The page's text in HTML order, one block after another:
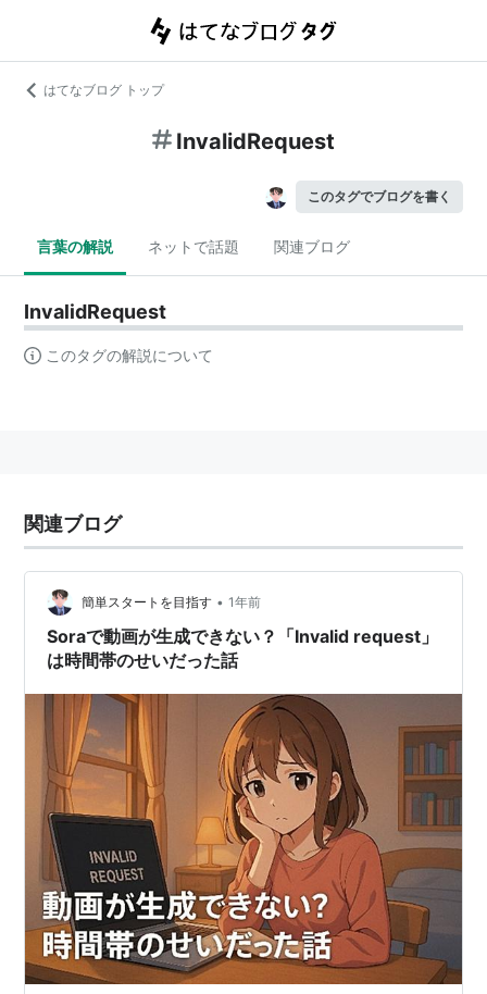
はてなブログ トップ
InvalidRequest
このタグでブログを書く
言葉の解説 ネットで話題 関連ブログ
InvalidRequest
このタグの解説について
関連ブログ
簡単スタートを目指す • 1年前
Soraで動画が生成できない？「Invalid request」
は時間帯のせいだった話